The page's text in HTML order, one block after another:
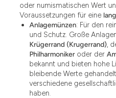
oder numismatischen Wert
Voraussetzungen für eine
Anlagemünzen: Für den
und Schutz. Große
Krügerrand (Krugerrand),
Philharmoniker oder der
bekannt und bieten hohe
bleibende Werte
verschiedene
haben.